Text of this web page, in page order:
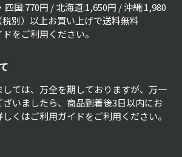
国:770円 / 北海道:1,650円 / 沖縄:1,980
別）以上お買い上げで送料無料
ドをご利用ください。
ては、万全を期しておりますが、万一
いましたら、商品到着後3日以内にお
くはご利用ガイドをご利用ください。